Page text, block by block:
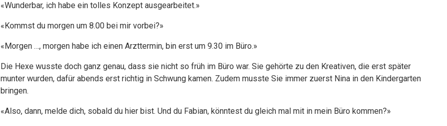
«Wunderbar, ich habe ein tolles Konzept ausgearbeitet.»
«Kommst du morgen um 8.00 bei mir vorbei?»
«Morgen …, morgen habe ich einen Arzttermin, bin erst um 9.30 im Büro.»
Die Hexe wusste doch ganz genau, dass sie nicht so früh im Büro war. Sie gehörte zu den Kreativen, die erst später
munter wurden, dafür abends erst richtig in Schwung kamen. Zudem musste Sie immer zuerst Nina in den Kindergarten
bringen.
«Also, dann, melde dich, sobald du hier bist. Und du Fabian, könntest du gleich mal mit in mein Büro kommen?»